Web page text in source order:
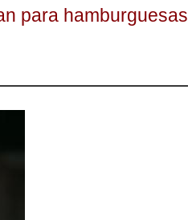
para hamburguesas